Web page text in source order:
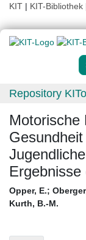
KIT | KIT-Bibliothek
Repository
Motorische
Opper, E.;
Kurth, B.-M.